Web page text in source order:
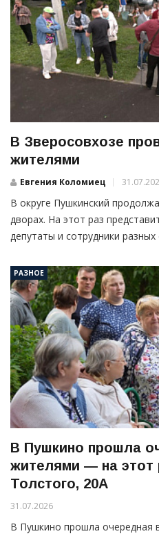
В Зверосовхозе
жителями
Евгения Коломиец
В округе Пушкинский
дворах. На этот раз
депутаты и сотрудники разных
РАЗНОЕ
В Пушкино прошла
жителями — на этот
Толстого, 20А
31.07.2026
В Пушкино прошла очередная